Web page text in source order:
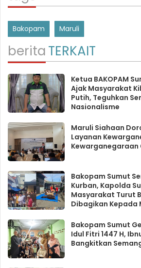
Bakopam Maruli
beritaTERKAIT
Ketua BAKOPAM
Ajak Masyarakat
Putih, Teguhkan
Nasionalisme
Maruli Siahaan
Layanan
Kewarganegaraan
Bakopam Sumut
Kurban, Kapolda
Masyarakat Turut
Dibagikan Kepada
Bakopam Sumut
Idul Fitri 1447 H,
Bangkitkan